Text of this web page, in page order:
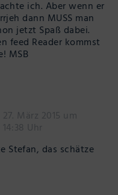
ich. Aber wenn er
dann MUSS man
jetzt Spaß dabei.
feed Reader kommst
MSB
27. März 2015 um
14:38 Uhr
Stefan, das schätze